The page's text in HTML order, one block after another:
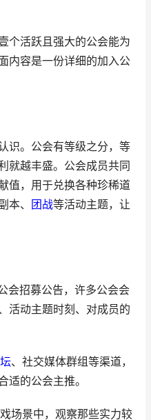
个活跃且强大的公会能为
内容是一份详细的加入公
识。公会有等级之分，等
就越丰盛。公会成员共同
值，用于兑换各种珍稀道
本、
团战等活动主题，让
会招募公告，许多公会会
活动主题时刻、对成员的
、社交媒体群组等渠道，
适的公会主推。
场景中，观察那些实力较